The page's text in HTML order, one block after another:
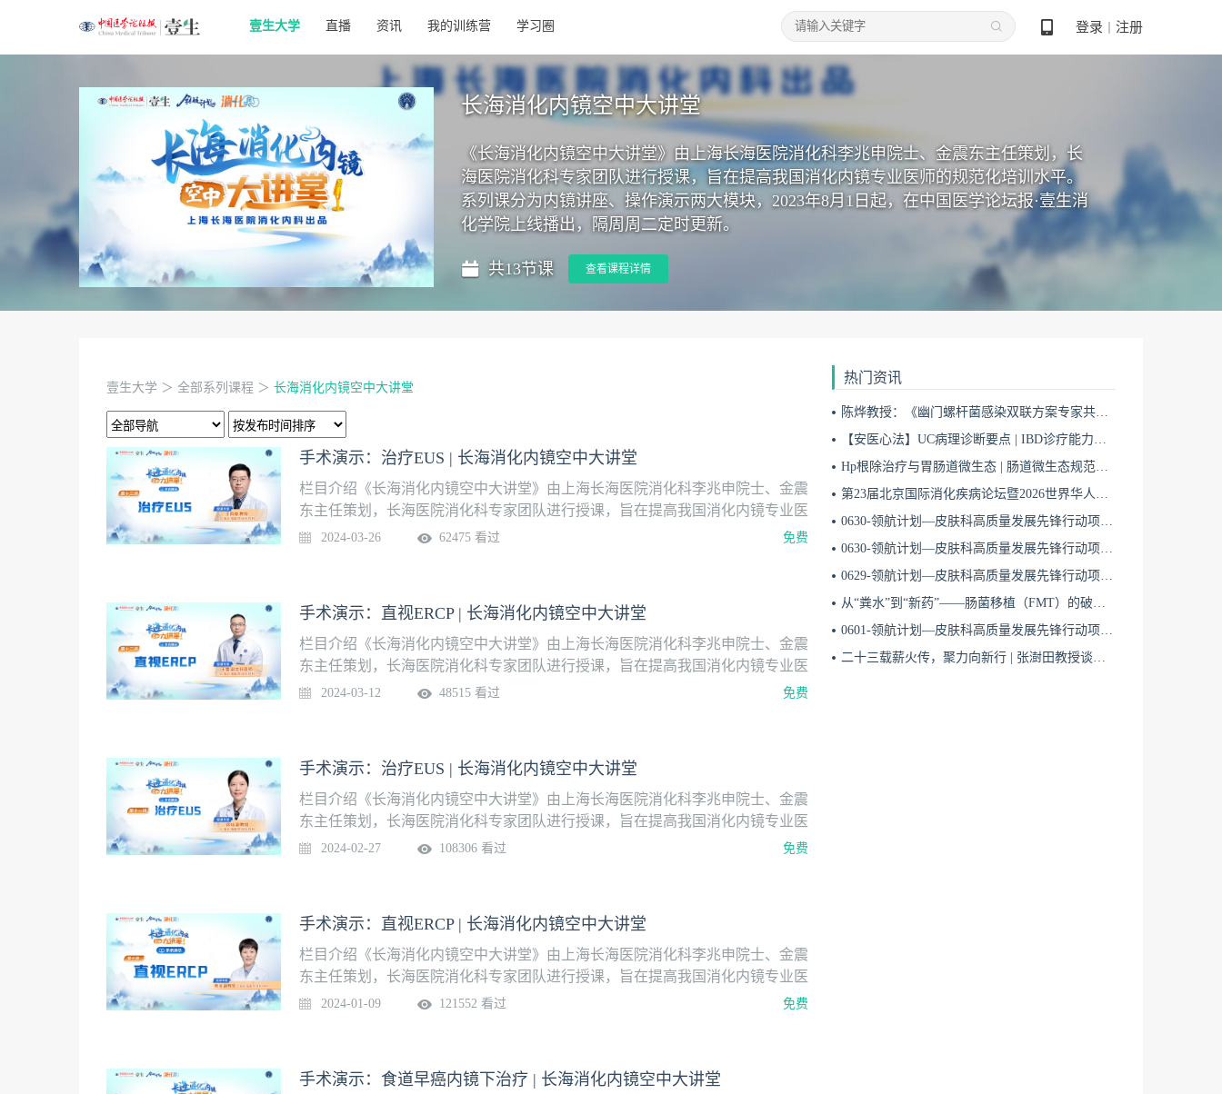
壹生大学 直播 资讯 我的训练营 学习圈 登录 注册
长海消化内镜空中大讲堂
《长海消化内镜空中大讲堂》由上海长海医院消化科李兆申院士、金震东主任策划，长
海医院消化科专家团队进行授课，旨在提高我国消化内镜专业医师的规范化培训水平。
系列课分为内镜讲座、操作演示两大模块，2023年8月1日起，在中国医学论坛报·壹生消
化学院上线播出，隔周周二定时更新。
共13节课 查看课程详情
壹生大学 ＞ 全部系列课程 ＞ 长海消化内镜空中大讲堂
手术演示：治疗EUS | 长海消化内镜空中大讲堂
栏目介绍《长海消化内镜空中大讲堂》由上海长海医院消化科李兆申院士、金震
东主任策划，长海医院消化科专家团队进行授课，旨在提高我国消化内镜专业医
师的规范化培训水平。系列课分为内镜讲座、操作演示两大模块，2023年8月1日
2024-03-26 62475 看过 免费
手术演示：直视ERCP | 长海消化内镜空中大讲堂
栏目介绍《长海消化内镜空中大讲堂》由上海长海医院消化科李兆申院士、金震
东主任策划，长海医院消化科专家团队进行授课，旨在提高我国消化内镜专业医
师的规范化培训水平。系列课分为内镜讲座、操作演示两大模块，2023年8月1日
2024-03-12 48515 看过 免费
手术演示：治疗EUS | 长海消化内镜空中大讲堂
栏目介绍《长海消化内镜空中大讲堂》由上海长海医院消化科李兆申院士、金震
东主任策划，长海医院消化科专家团队进行授课，旨在提高我国消化内镜专业医
师的规范化培训水平。系列课分为内镜讲座、操作演示两大模块，2023年8月1日
2024-02-27 108306 看过 免费
手术演示：直视ERCP | 长海消化内镜空中大讲堂
栏目介绍《长海消化内镜空中大讲堂》由上海长海医院消化科李兆申院士、金震
东主任策划，长海医院消化科专家团队进行授课，旨在提高我国消化内镜专业医
师的规范化培训水平。系列课分为内镜讲座、操作演示两大模块，2023年8月1日
2024-01-09 121552 看过 免费
手术演示：食道早癌内镜下治疗 | 长海消化内镜空中大讲堂
热门资讯
陈烨教授：《幽门螺杆菌感染双联方案专家共识（2026）》解读 | BIDDF2026
【安医心法】UC病理诊断要点 | IBD诊疗能力系统提升5
Hp根除治疗与胃肠道微生态 | 肠道微生态规范化诊疗4
第23届北京国际消化疾病论坛暨2026世界华人消化医师年会盛大开幕
0630-领航计划—皮肤科高质量发展先锋行动项目第六季第65期
0630-领航计划—皮肤科高质量发展先锋行动项目第六季第64期
0629-领航计划—皮肤科高质量发展先锋行动项目第六季第63期
从“粪水”到“新药”——肠菌移植（FMT）的破局与临床应用全景 | 肠道微生态规范化诊疗1
0601-领航计划—皮肤科高质量发展先锋行动项目第六季第42期
二十三载薪火传，聚力向新行 | 张澍田教授谈中国消化医学的传承与突破